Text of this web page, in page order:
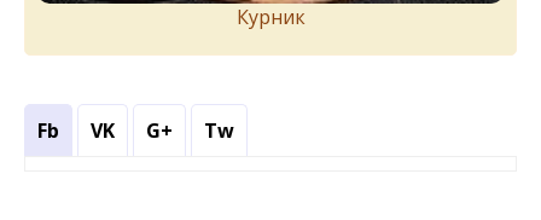
Курник
Fb VK G+ Tw